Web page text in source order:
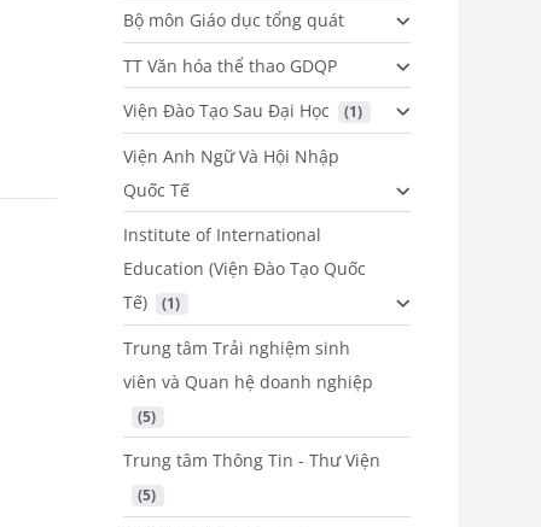
Bộ môn Giáo dục tổng quát
TT Văn hóa thể thao GDQP
Viện Đào Tạo Sau Đại Học
(1)
Viện Anh Ngữ Và Hội Nhập
Quốc Tế
Institute of International
Education (Viện Đào Tạo Quốc
Tế)
(1)
Trung tâm Trải nghiệm sinh
viên và Quan hệ doanh nghiệp
(5)
Trung tâm Thông Tin - Thư Viện
(5)